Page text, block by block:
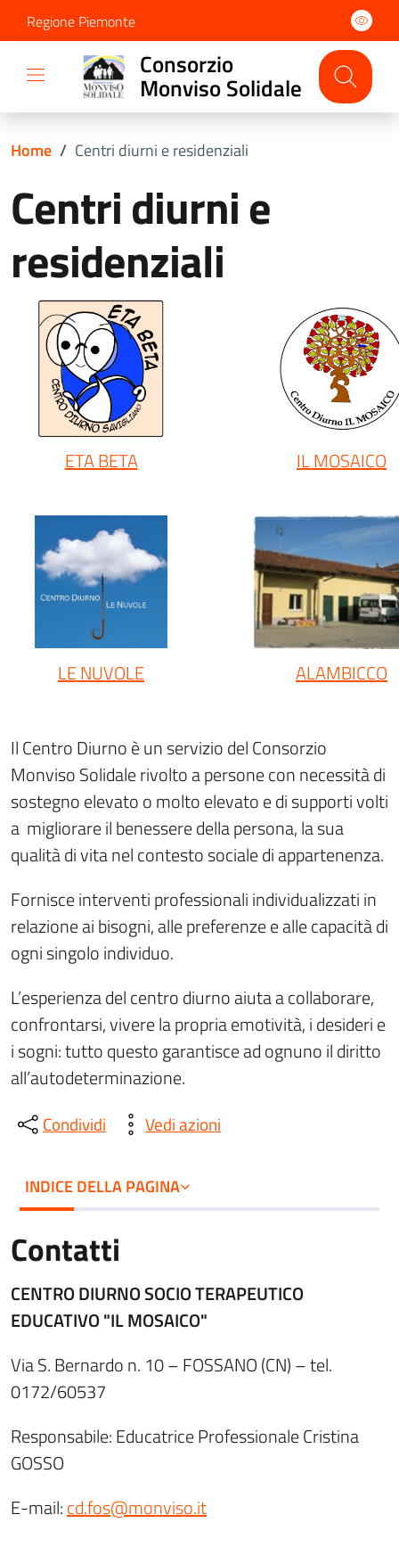
Regione Piemonte
Consorzio
Monviso Solidale
Home / Centri diurni e residenziali
Centri diurni e
residenziali
ETA BETA IL MOSAICO
LE NUVOLE ALAMBICCO
Il Centro Diurno è un servizio del Consorzio
Monviso Solidale rivolto a persone con necessità di
sostegno elevato o molto elevato e di supporti volti
a migliorare il benessere della persona, la sua
qualità di vita nel contesto sociale di appartenenza.
Fornisce interventi professionali individualizzati in
relazione ai bisogni, alle preferenze e alle capacità di
ogni singolo individuo.
L’esperienza del centro diurno aiuta a collaborare,
confrontarsi, vivere la propria emotività, i desideri e
i sogni: tutto questo garantisce ad ognuno il diritto
all’autodeterminazione.
Condividi Vedi azioni
INDICE DELLA PAGINA
Contatti
CENTRO DIURNO SOCIO TERAPEUTICO
EDUCATIVO "IL MOSAICO"
Via S. Bernardo n. 10 – FOSSANO (CN) – tel.
0172/60537
Responsabile: Educatrice Professionale Cristina
GOSSO
E-mail:cd.fos@monviso.it